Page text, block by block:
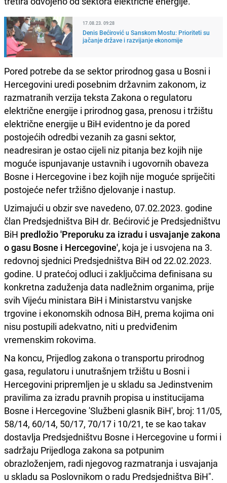
17.08.23. 09:28
Denis Bećirović u Sanskom Mostu: Prioriteti su
jačanje države i razvijanje ekonomije
Pored potrebe da se sektor prirodnog gasa u Bosni i
Hercegovini uredi posebnim državnim zakonom, iz
razmatranih verzija teksta Zakona o regulatoru
električne energije i prirodnog gasa, prenosu i tržištu
električne energije u BiH evidentno je da pored
postojećih odredbi vezanih za gasni sektor,
neadresiran je ostao cijeli niz pitanja bez kojih nije
moguće ispunjavanje ustavnih i ugovornih obaveza
Bosne i Hercegovine i bez kojih nije moguće spriječiti
postojeće nefer tržišno djelovanje i nastup.
Uzimajući u obzir sve navedeno, 07.02.2023. godine
član Predsjedništva BiH dr. Bećirović je Predsjedništvu
BiH predložio 'Preporuku za izradu i usvajanje zakona
o gasu Bosne i Hercegovine', koja je i usvojena na 3.
redovnoj sjednici Predsjedništva BiH od 22.02.2023.
godine. U pratećoj odluci i zaključcima definisana su
konkretna zaduženja data nadležnim organima, prije
svih Vijeću ministara BiH i Ministarstvu vanjske
trgovine i ekonomskih odnosa BiH, prema kojima oni
nisu postupili adekvatno, niti u predviđenim
vremenskim rokovima.
Na koncu, Prijedlog zakona o transportu prirodnog
gasa, regulatoru i unutrašnjem tržištu u Bosni i
Hercegovini pripremljen je u skladu sa Jedinstvenim
pravilima za izradu pravnih propisa u institucijama
Bosne i Hercegovine 'Službeni glasnik BiH', broj: 11/05,
58/14, 60/14, 50/17, 70/17 i 10/21, te se kao takav
dostavlja Predsjedništvu Bosne i Hercegovine u formi i
sadržaju Prijedloga zakona sa potpunim
obrazloženjem, radi njegovog razmatranja i usvajanja
u skladu sa Poslovnikom o radu Predsjedništva BiH".